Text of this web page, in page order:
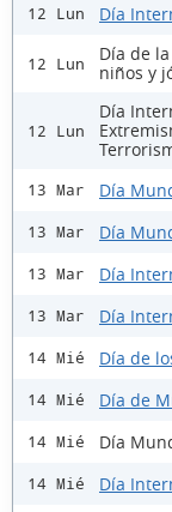
12 Lun Día
12 Lun
Día de
niños y
12 Lun
Día
13 Mar Día
13 Mar Día
13 Mar Día
13 Mar Día
14 Mié Día de
14 Mié Día de
14 Mié Día
14 Mié Día